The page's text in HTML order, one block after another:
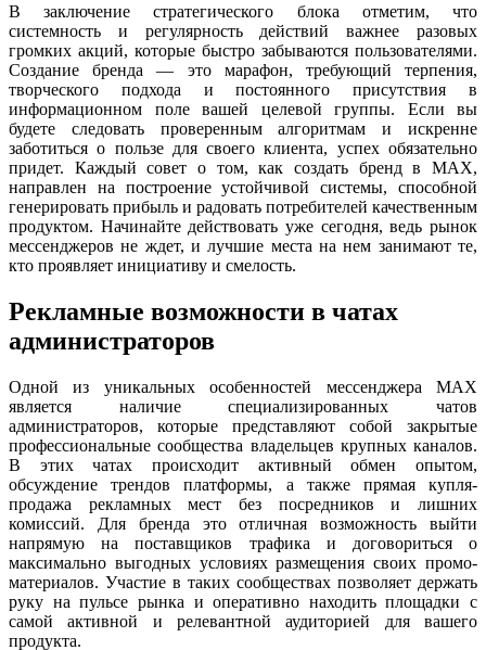
В заключение стратегического блока отметим, что
системность и регулярность действий важнее разовых
громких акций, которые быстро забываются пользователями.
Создание бренда — это марафон, требующий терпения,
творческого подхода и постоянного присутствия в
информационном поле вашей целевой группы. Если вы
будете следовать проверенным алгоритмам и искренне
заботиться о пользе для своего клиента, успех обязательно
придет. Каждый совет о том, как создать бренд в MAX,
направлен на построение устойчивой системы, способной
генерировать прибыль и радовать потребителей качественным
продуктом. Начинайте действовать уже сегодня, ведь рынок
мессенджеров не ждет, и лучшие места на нем занимают те,
кто проявляет инициативу и смелость.
Рекламные возможности в чатах
администраторов
Одной из уникальных особенностей мессенджера MAX
является наличие специализированных чатов
администраторов, которые представляют собой закрытые
профессиональные сообщества владельцев крупных каналов.
В этих чатах происходит активный обмен опытом,
обсуждение трендов платформы, а также прямая купля-
продажа рекламных мест без посредников и лишних
комиссий. Для бренда это отличная возможность выйти
напрямую на поставщиков трафика и договориться о
максимально выгодных условиях размещения своих промо-
материалов. Участие в таких сообществах позволяет держать
руку на пульсе рынка и оперативно находить площадки с
самой активной и релевантной аудиторией для вашего
продукта.